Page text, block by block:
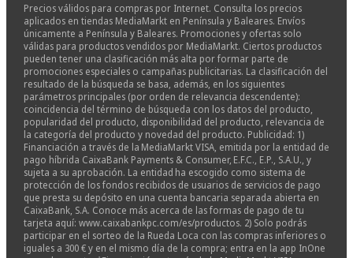
Precios válidos para compras por Internet. Consulta los precios
aplicados en tiendas MediaMarkt en Península y Baleares. Envíos
únicamente a Península y Baleares. Promociones y ofertas solo
válidas para productos vendidos por MediaMarkt. Ciertos productos
pueden tener una clasificación más alta por formar parte de
promociones especiales o campañas publicitarias. La clasificación del
resultado de la búsqueda se basa, además, en los siguientes
parámetros principales (por orden de relevancia descendente):
coincidencia del término de búsqueda con los datos del producto,
popularidad del producto, disponibilidad del producto, relevancia de
la categoría del producto y novedad del producto. Publicidad: 1)
Financiación a través de la MediaMarkt VISA, emitida por la entidad de
pago híbrida CaixaBank Payments & Consumer, E.F.C., E.P., S.A.U., y
sujeta a su aprobación. La entidad ha escogido como sistema de
protección de los fondos recibidos de usuarios de servicios de pago
que presta su depósito en una cuenta bancaria separada abierta en
CaixaBank, S.A. Conoce más acerca de las formas de pago de tu
tarjeta aquí: www.caixabankpc.com/es/productos. 2) Solo podrás
participar en el sorteo de la Rueda Loca con las compras inferiores o
iguales a 300 € y en el mismo día de la compra; entra en la app InOne